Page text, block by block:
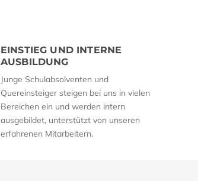
EINSTIEG UND INTERNE
AUSBILDUNG
Junge Schulabsolventen und
Quereinsteiger steigen bei uns in vielen
Bereichen ein und werden intern
ausgebildet, unterstützt von unseren
erfahrenen Mitarbeitern.